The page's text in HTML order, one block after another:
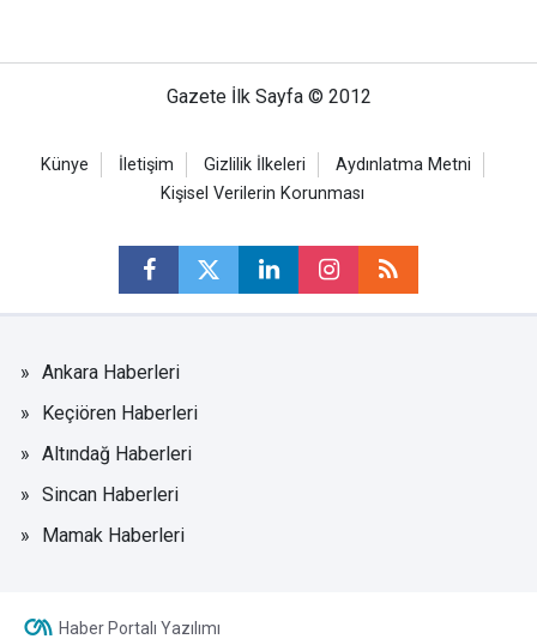
Gazete İlk Sayfa © 2012
Künye İletişim Gizlilik İlkeleri
Aydınlatma Metni
Kişisel Verilerin Korunması
Ankara Haberleri
Keçiören Haberleri
Altındağ Haberleri
Sincan Haberleri
Mamak Haberleri
Haber Portalı Yazılımı